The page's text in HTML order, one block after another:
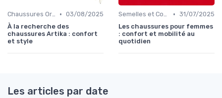
Chaussures Orthopédiques • 03/08/2025
À la recherche des
chaussures Artika : confort
et style
Semelles et Confort du Pied • 31/07/2025
Les chaussures pour femmes
: confort et mobilité au
quotidien
Les articles par date